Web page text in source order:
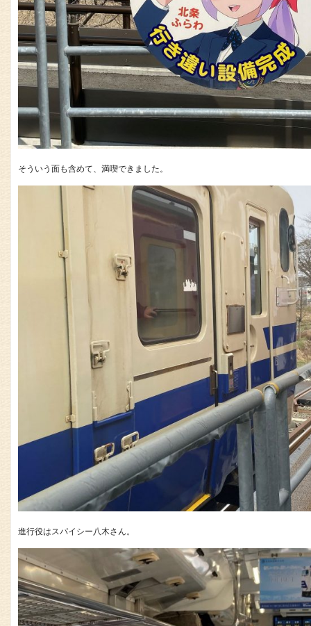
そういう面も含めて、満喫できました。
進行役はスパイシー八木さん。